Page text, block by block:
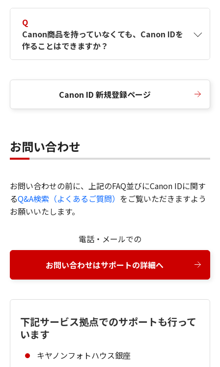
Q
Canon商品を持っていなくても、Canon IDを
作ることはできますか？
Canon ID 新規登録ページ
お問い合わせ
お問い合わせの前に、上記のFAQ並びにCanon IDに関す
るQ&A検索（よくあるご質問） をご覧いただきますよう
お願いいたします。
電話・メールでの
お問い合わせはサポートの詳細へ
下記サービス拠点でのサポートも行って
います
キヤノンフォトハウス銀座